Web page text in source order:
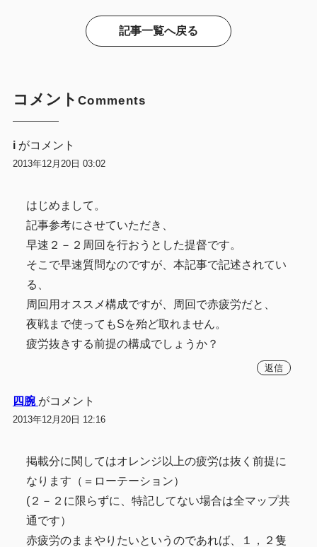
記事一覧へ戻る
コメント Comments
i がコメント
2013年12月20日 03:02
はじめまして。
記事参考にさせていただき、
早速２－２周回を行おうとした提督です。
そこで早速質問なのですが、本記事で記述されてい
る、
周回用オススメ構成ですが、周回で赤疲労だと、
夜戦まで使ってもSを殆ど取れません。
疲労抜きする前提の構成でしょうか？
返信
四腕 がコメント
2013年12月20日 12:16
掲載分に関してはオレンジ以上の疲労は抜く前提に
なります（＝ローテーション）
(２－２に限らずに、特記してない場合は全マップ共
通です）
赤疲労のままやりたいというのであれば、１，２隻